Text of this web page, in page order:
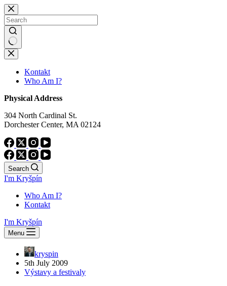
Skip
to
content
No
results
Kontakt
Who Am I?
Physical Address
304 North Cardinal St.
Dorchester Center, MA 02124
Search
I'm Kryšpín
Who Am I?
Kontakt
I'm Kryšpín
Menu
kryspin
5th July 2009
Výstavy a festivaly